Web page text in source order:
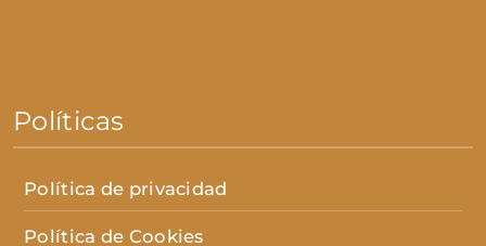
Políticas
Política de privacidad
Política de Cookies